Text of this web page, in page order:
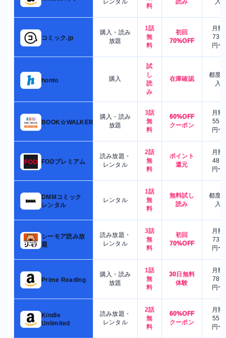
レンタル
料
読み
入
コミック.jp
購入・読み
放題
1話
無
料
初回
70%OFF
月額
730
円〜
honto 購入
試
し
読
み
在庫確認
都度
入
BOOK☆WALKER
購入・読み
放題
3話
無
料
60%OFF
クーポン
月額
550
円〜
FODプレミアム
読み放題・
レンタル
2話
無
料
ポイント
還元
月額
480
円〜
DMMコミック
レンタル
レンタル
1話
無
料
無料試し
読み
都度
入
シーモア読み放
題
読み放題・
レンタル
3話
無
料
初回
70%OFF
月額
730
円〜
Prime Reading
購入・読み
放題
1話
無
料
30日無料
体験
月額
780
円〜
Kindle
Unlimited
読み放題・
レンタル
2話
無
料
60%OFF
クーポン
月額
550
円〜